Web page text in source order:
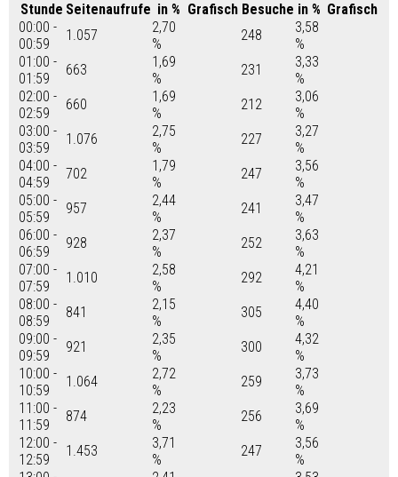
Stunde Seitenaufrufe in % Grafisch Besuche in % Grafisch
00:00 -
00:59
1.057
2,70
%
248
3,58
%
01:00 -
01:59
663
1,69
%
231
3,33
%
02:00 -
02:59
660
1,69
%
212
3,06
%
03:00 -
03:59
1.076
2,75
%
227
3,27
%
04:00 -
04:59
702
1,79
%
247
3,56
%
05:00 -
05:59
957
2,44
%
241
3,47
%
06:00 -
06:59
928
2,37
%
252
3,63
%
07:00 -
07:59
1.010
2,58
%
292
4,21
%
08:00 -
08:59
841
2,15
%
305
4,40
%
09:00 -
09:59
921
2,35
%
300
4,32
%
10:00 -
10:59
1.064
2,72
%
259
3,73
%
11:00 -
11:59
874
2,23
%
256
3,69
%
12:00 -
12:59
1.453
3,71
%
247
3,56
%